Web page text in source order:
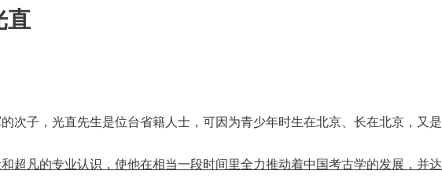
直
次子，光直先生是位台省籍人士，可因为青少年时生在北京、长在北京，又是
超凡的专业认识，使他在相当一段时间里全力推动着中国考古学的发展，并达